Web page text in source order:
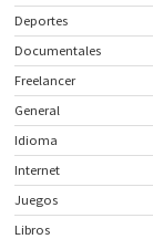
Deportes
Documentales
Freelancer
General
Idioma
Internet
Juegos
Libros